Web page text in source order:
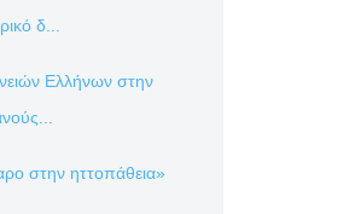
δ...
Ελλήνων στην
στην ηττοπάθεια»